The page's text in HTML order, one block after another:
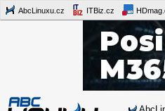
AbcLinuxu.cz ITBiz.cz